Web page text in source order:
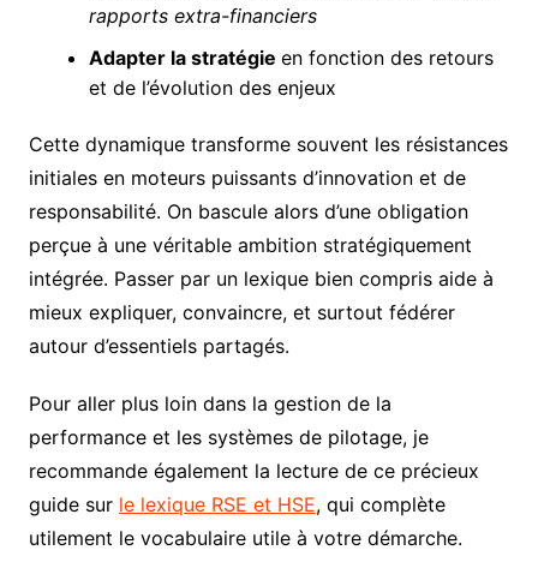
rapports extra-financiers
Adapter la stratégie en fonction des retours
et de l’évolution des enjeux
Cette dynamique transforme souvent les résistances
initiales en moteurs puissants d’innovation et de
responsabilité. On bascule alors d’une obligation
perçue à une véritable ambition stratégiquement
intégrée. Passer par un lexique bien compris aide à
mieux expliquer, convaincre, et surtout fédérer
autour d’essentiels partagés.
Pour aller plus loin dans la gestion de la
performance et les systèmes de pilotage, je
recommande également la lecture de ce précieux
guide sur le lexique RSE et HSE, qui complète
utilement le vocabulaire utile à votre démarche.